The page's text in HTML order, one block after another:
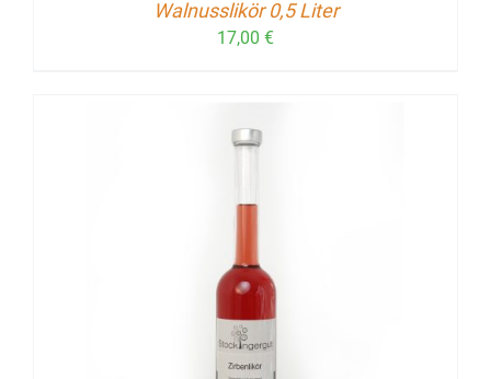
Walnusslikör 0,5 Liter
17,00 €